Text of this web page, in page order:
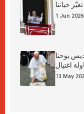
حياتنا
1 Jun 2026
يوحنا
اغتيال
13 May